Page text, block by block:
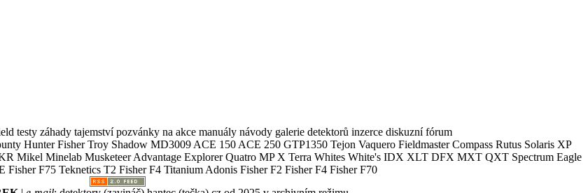
testy záhady tajemství pozvánky na akce manuály návody galerie detektorů inzerce diskuzní fórum
Hunter Fisher Troy Shadow MD3009 ACE 150 ACE 250 GTP1350 Tejon Vaquero Fieldmaster Compass Rutus Solaris XP
Minelab Musketeer Advantage Explorer Quatro MP X Terra Whites White's IDX XLT DFX MXT QXT Spectrum Eagle
F75 Teknetics T2 Fisher F4 Titanium Adonis Fisher F2 Fisher F4 Fisher F70